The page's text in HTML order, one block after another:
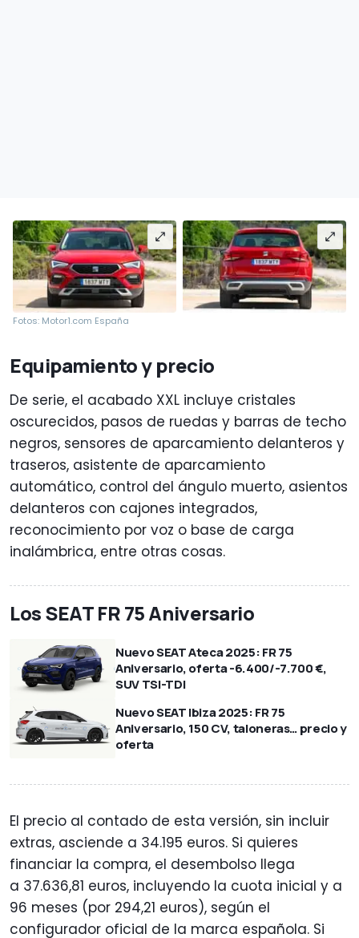
Fotos: Motor1.com España
Equipamiento y precio
De serie, el acabado XXL incluye cristales
oscurecidos, pasos de ruedas y barras de techo
negros, sensores de aparcamiento delanteros y
traseros, asistente de aparcamiento
automático, control del ángulo muerto, asientos
delanteros con cajones integrados,
reconocimiento por voz o base de carga
inalámbrica, entre otras cosas.
Los SEAT FR 75 Aniversario
Nuevo SEAT Ateca 2025: FR 75
Aniversario, oferta -6.400/-7.700 €,
SUV TSI-TDI
Nuevo SEAT Ibiza 2025: FR 75
Aniversario, 150 CV, taloneras… precio y
oferta
El precio al contado de esta versión, sin incluir
extras, asciende a 34.195 euros. Si quieres
financiar la compra, el desembolso llega
a 37.636,81 euros, incluyendo la cuota inicial y a
96 meses (por 294,21 euros), según el
configurador oficial de la marca española. Si